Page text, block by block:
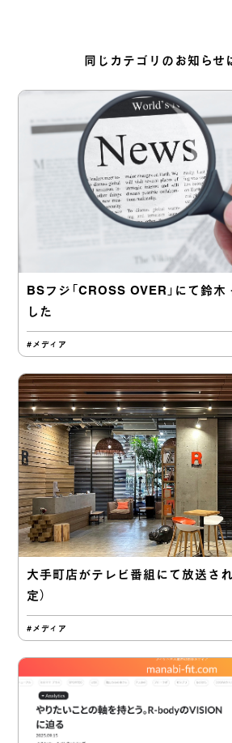
同じカテゴリのお知らせ
BSフジ「CROSS OVER」にて鈴木
した
#メディア
大手町店がテレビ番組にて放送さ
定）
#メディア